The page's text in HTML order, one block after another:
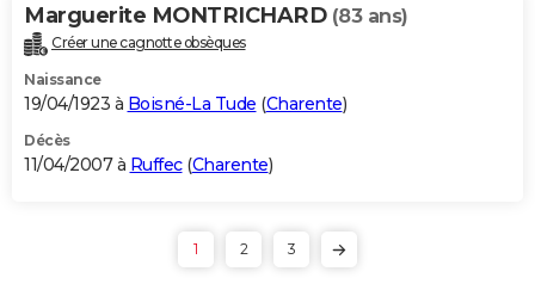
Marguerite MONTRICHARD (83 ans)
Créer une cagnotte obsèques
Naissance
19/04/1923 à Boisné-La Tude (Charente)
Décès
11/04/2007 à Ruffec(Charente)
1 2 3